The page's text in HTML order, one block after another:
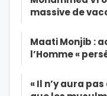
massive de
Maati Monjib :
l’Homme «
« Il n’y aura